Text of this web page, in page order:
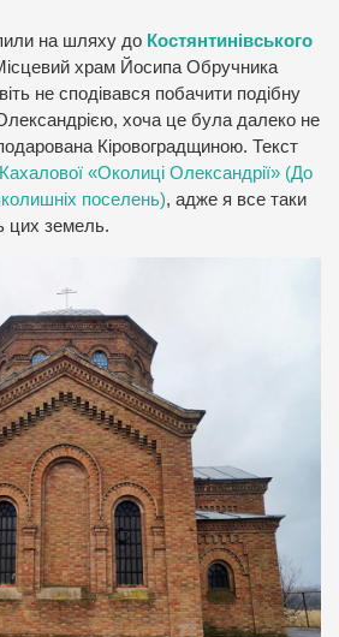
на шляху до Костянтинівського
храм Йосипа Обручника
не сподівався побачити подібну
хоча це була далеко не
Кіровоградщиною. Текст
«Околиці Олександрії» (До
поселень), адже я все таки
цих земель.